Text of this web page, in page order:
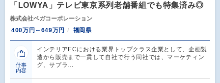
「LOWYA」テレビ東京系列老舗番組でも特集済み◎
株式会社ベガコーポレーション
400万円～649万円
福岡県
仕事
内容
インテリアECにおける業界トップクラス企業として、企画製
造から販売まで一貫して自社で行う同社では、マーケティン
グ、サプラ…